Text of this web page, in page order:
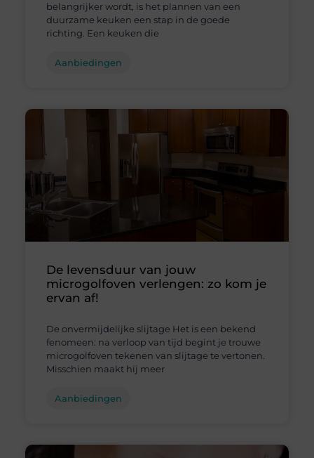
belangrijker wordt, is het plannen van een
duurzame keuken een stap in de goede
richting. Een keuken die
Aanbiedingen
De levensduur van jouw
microgolfoven verlengen: zo kom je
ervan af!
De onvermijdelijke slijtage Het is een bekend
fenomeen: na verloop van tijd begint je trouwe
microgolfoven tekenen van slijtage te vertonen.
Misschien maakt hij meer
Aanbiedingen